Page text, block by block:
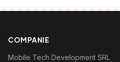
COMPANIE
Mobile Tech Development SRL